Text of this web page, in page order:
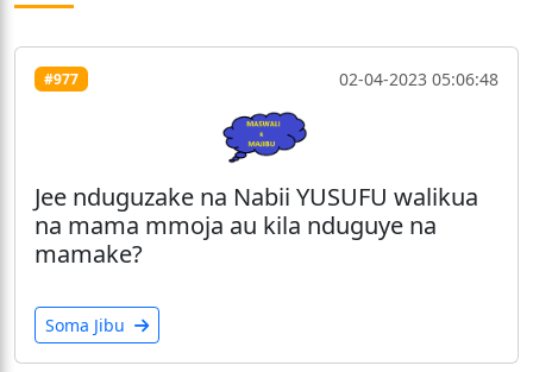
#977 02-04-2023 05:06:48
Jee nduguzake na Nabii YUSUFU walikua
na mama mmoja au kila nduguye na
mamake?
Soma Jibu